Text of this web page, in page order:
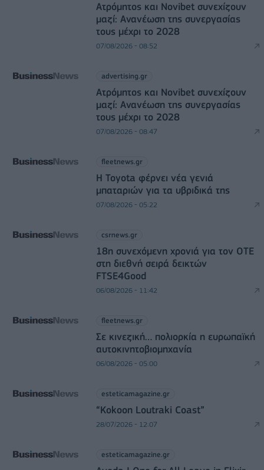
Ατρόμητος και Novibet συνεχίζουν
μαζί: Ανανέωση της συνεργασίας
τους μέχρι το 2028
07/08/2026 - 08:52
advertising.gr
Ατρόμητος και Novibet συνεχίζουν
μαζί: Ανανέωση της συνεργασίας
τους μέχρι το 2028
07/08/2026 - 08:47
fleetnews.gr
Η Toyota φέρνει νέα γενιά
μπαταριών για τα υβριδικά της
07/08/2026 - 05:22
csrnews.gr
18η συνεχόμενη χρονιά για τον ΟΤΕ
στη διεθνή σειρά δεικτών
FTSE4Good
06/08/2026 - 11:42
fleetnews.gr
Σε κινεζική… πολιορκία η ευρωπαϊκή
αυτοκινητοβιομηχανία
06/08/2026 - 05:00
esteticamagazine.gr
“Kokoon Loutraki Coast”
28/07/2026 - 12:07
esteticamagazine.gr